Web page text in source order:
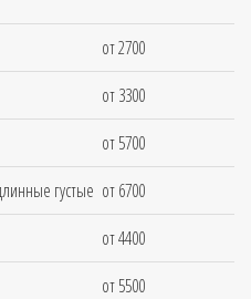
от 2700
от 3300
от 5700
густые от 6700
от 4400
от 5500